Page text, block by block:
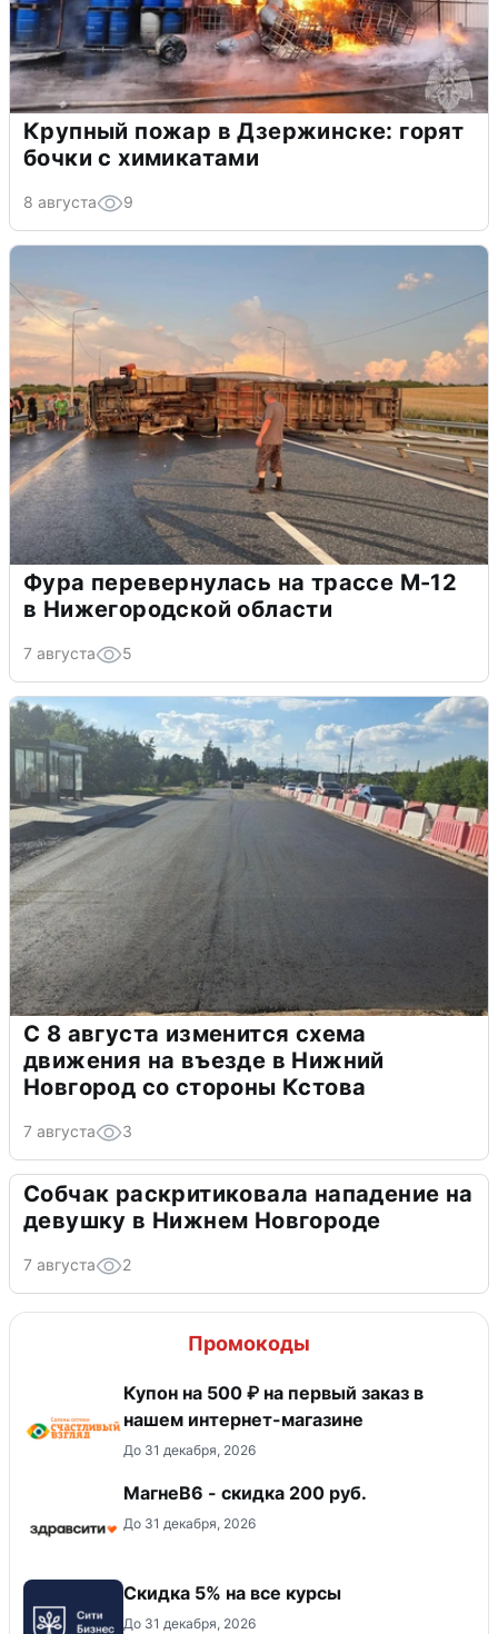
Крупный пожар в Дзержинске: горят
бочки с химикатами
8 августа 9
Фура перевернулась на трассе М-12
в Нижегородской области
7 августа 5
С 8 августа изменится схема
движения на въезде в Нижний
Новгород со стороны Кстова
7 августа 3
Собчак раскритиковала нападение на
девушку в Нижнем Новгороде
7 августа 2
Промокоды
Купон на 500 ₽ на первый заказ в
нашем интернет-магазине
До 31 декабря, 2026
МагнеB6 - скидка 200 руб.
До 31 декабря, 2026
Скидка 5% на все курсы
До 31 декабря, 2026